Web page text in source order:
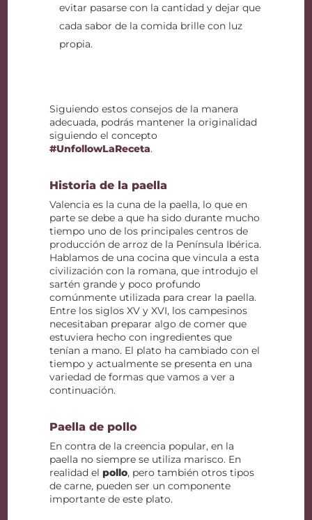
evitar pasarse con la cantidad y dejar que
cada sabor de la comida brille con luz
propia.
Siguiendo estos consejos de la manera
adecuada, podrás mantener la originalidad
siguiendo el concepto
#UnfollowLaReceta.
Historia de la paella
Valencia es la cuna de la paella, lo que en
parte se debe a que ha sido durante mucho
tiempo uno de los principales centros de
producción de arroz de la Península Ibérica.
Hablamos de una cocina que vincula a esta
civilización con la romana, que introdujo el
sartén grande y poco profundo
comúnmente utilizada para crear la paella.
Entre los siglos XV y XVI, los campesinos
necesitaban preparar algo de comer que
estuviera hecho con ingredientes que
tenían a mano. El plato ha cambiado con el
tiempo y actualmente se presenta en una
variedad de formas que vamos a ver a
continuación.
Paella de pollo
En contra de la creencia popular, en la
paella no siempre se utiliza marisco. En
realidad elpollo, pero también otros tipos
de carne, pueden ser un componente
importante de este plato.